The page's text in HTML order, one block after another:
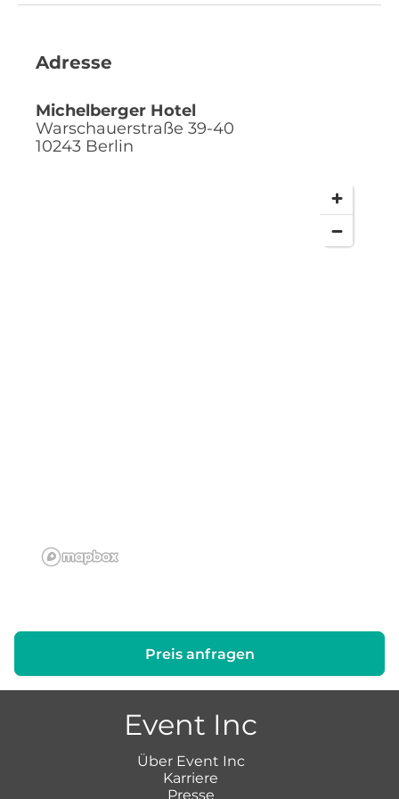
Adresse
Michelberger Hotel
Warschauerstraße 39-40
10243 Berlin
Preis anfragen
Event Inc
Über Event Inc
Karriere
Presse